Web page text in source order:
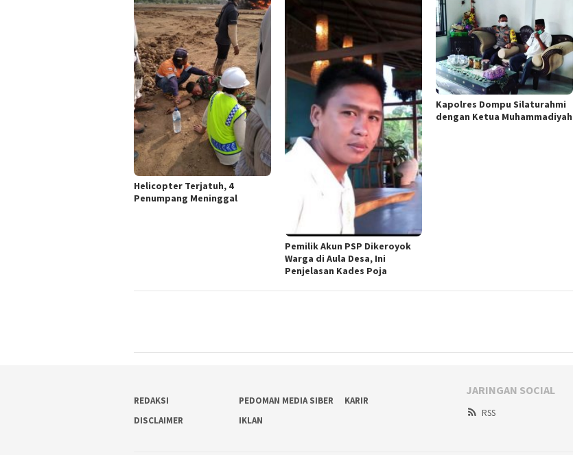
Helicopter Terjatuh, 4
Penumpang Meninggal
Pemilik Akun PSP Dikeroyok
Warga di Aula Desa, Ini
Penjelasan Kades Poja
Kapolres Dompu Silaturahmi
dengan Ketua Muhammadiyah
REDAKSI PEDOMAN MEDIA SIBER
KARIR
DISCLAIMER
IKLAN
JARINGAN SOCIAL
RSS